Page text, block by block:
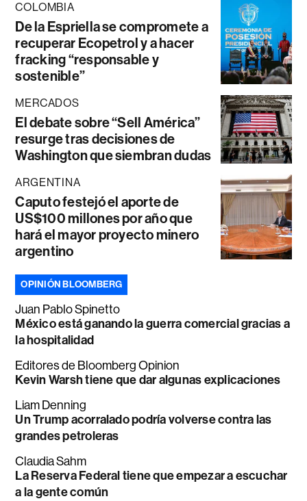
COLOMBIA
De la Espriella se compromete a
recuperar Ecopetrol y a hacer
fracking “responsable y
sostenible”
MERCADOS
El debate sobre “Sell América”
resurge tras decisiones de
Washington que siembran dudas
ARGENTINA
Caputo festejó el aporte de
US$100 millones por año que
hará el mayor proyecto minero
argentino
OPINIÓN BLOOMBERG
Juan Pablo Spinetto
México está ganando la guerra comercial gracias a
la hospitalidad
Editores de Bloomberg Opinion
Kevin Warsh tiene que dar algunas explicaciones
Liam Denning
Un Trump acorralado podría volverse contra las
grandes petroleras
Claudia Sahm
La Reserva Federal tiene que empezar a escuchar
a la gente común